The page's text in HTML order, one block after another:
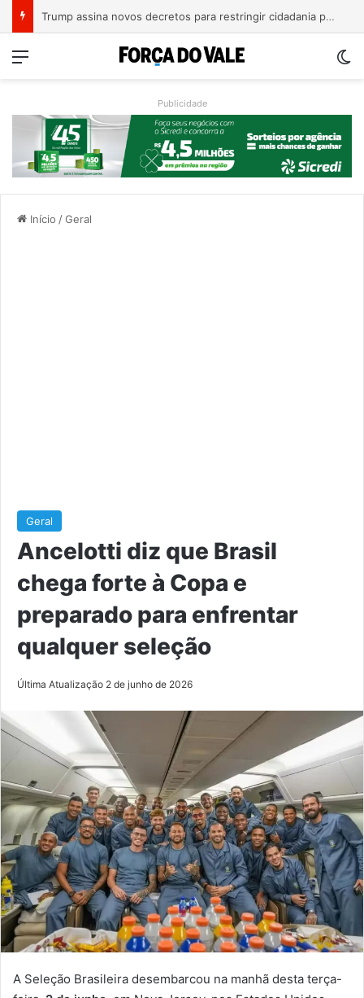
A Balsa Vicentina do Rio Guaporé
Menu
Publicidade
Início /Geral
Geral
Ancelotti diz que Brasil
chega forte à Copa e
preparado para enfrentar
qualquer seleção
Última Atualização 2 de junho de 2026
A Seleção Brasileira desembarcou na manhã desta terça-